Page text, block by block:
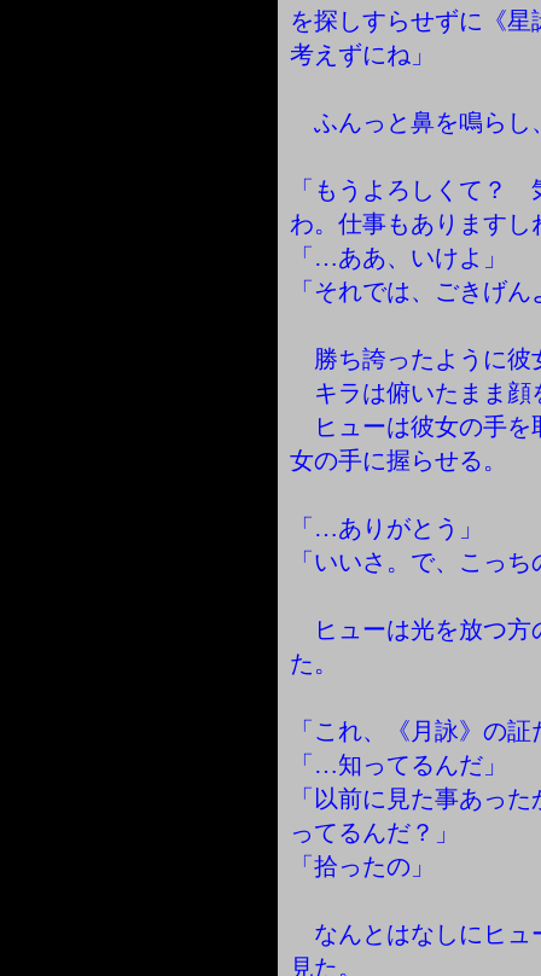
を探しすらせずに《
考えずにね」
ふんっと鼻を鳴らし
「もうよろしくて？
わ。仕事もありますし
「…ああ、いけよ」
「それでは、ごきげん
勝ち誇ったように彼
キラは俯いたまま顔
ヒューは彼女の手を
女の手に握らせる。
「…ありがとう」
「いいさ。で、こっ
ヒューは光を放つ方
た。
「これ、《月詠》の
「…知ってるんだ」
「以前に見た事あっ
ってるんだ？」
「拾ったの」
なんとはなしにヒュ
見た。